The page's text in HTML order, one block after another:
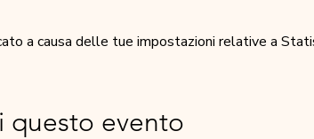
a causa delle tue impostazioni relative a
questo evento